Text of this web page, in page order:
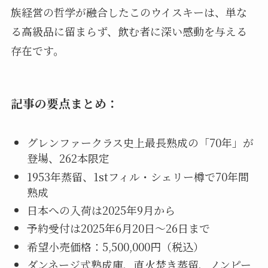
族経営の哲学が融合したこのウイスキーは、単な
る高級品に留まらず、飲む者に深い感動を与える
存在です。
記事の要点まとめ：
グレンファークラス史上最長熟成の「70年」が
登場、262本限定
1953年蒸留、1stフィル・シェリー樽で70年間
熟成
日本への入荷は2025年9月から
予約受付は2025年6月20日〜26日まで
希望小売価格：5,500,000円（税込）
ダンネージ式熟成庫、直火焚き蒸留、ノンピー